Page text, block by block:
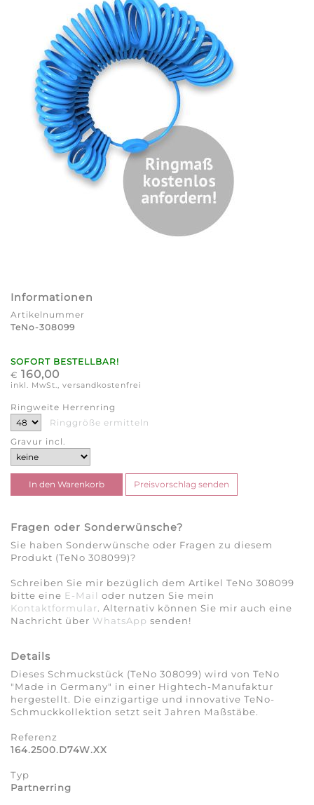
Informationen
Artikelnummer
TeNo-308099
SOFORT BESTELLBAR!
€ 160,00
inkl. MwSt., versandkostenfrei
Ringweite Herrenring
Ringgröße ermitteln
Gravur incl.
Fragen oder Sonderwünsche?
Sie haben Sonderwünsche oder Fragen zu diesem
Produkt (TeNo 308099)?
Schreiben Sie mir bezüglich dem Artikel TeNo 308099
bitte eine E-Mail oder nutzen Sie mein
Kontaktformular. Alternativ können Sie mir auch eine
Nachricht über WhatsApp senden!
Details
Dieses Schmuckstück (TeNo 308099) wird von TeNo
"Made in Germany" in einer Hightech-Manufaktur
hergestellt. Die einzigartige und innovative TeNo-
Schmuckkollektion setzt seit Jahren Maßstäbe.
Referenz
164.2500.D74W.XX
Typ
Partnerring